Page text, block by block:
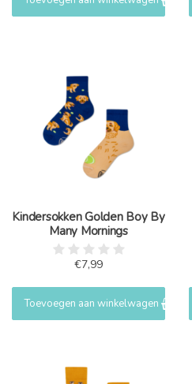
Kindersokken Golden Boy By
Many Mornings
€7,99
Toevoegen aan winkelwagen